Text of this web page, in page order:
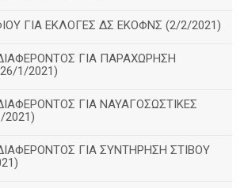
ΓΙΑ ΕΚΛΟΓΕΣ ΔΣ ΕΚΟΦΝΣ (2/2/2021)
ΓΙΑ ΠΑΡΑΧΩΡΗΣΗ
1/2021)
ΓΙΑ ΝΑΥΑΓΟΣΩΣΤΙΚΕΣ
2021)
ΓΙΑ ΣΥΝΤΗΡΗΣΗ ΣΤΙΒΟΥ